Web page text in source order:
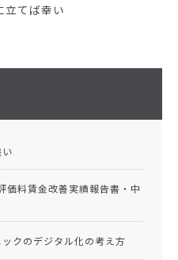
立てば幸い
価料賃金改善実績報告書・中
クのデジタル化の考え方